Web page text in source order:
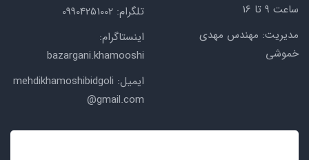
ساعت ۹ تا 16
مدیریت: مهندس مهدی
خموشی
تلگرام: 09904251002
اینستاگرام:
bazargani.khamooshi
ایمیل: mehdikhamoshibidgoli
@gmail.com